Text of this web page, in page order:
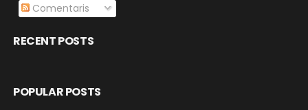
Comentaris
RECENT POSTS
POPULAR POSTS